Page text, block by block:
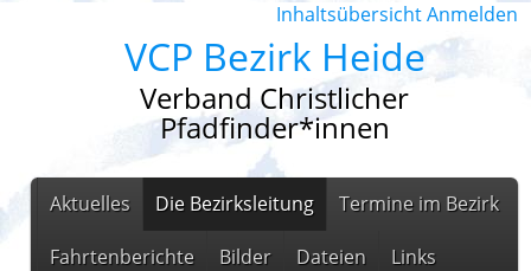
InhaltsübersichtAnmelden
VCP Bezirk Heide
Verband Christlicher
Pfadfinder*innen
Aktuelles Die Bezirksleitung Termine im Bezirk
Fahrtenberichte Bilder Dateien Links